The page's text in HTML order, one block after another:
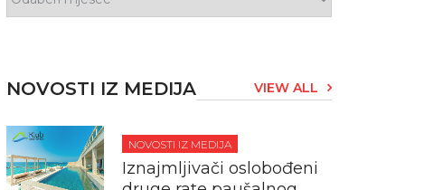
NOVOSTI IZ MEDIJA VIEW ALL
NOVOSTI IZ MEDIJA
Iznajmljivači oslobođeni